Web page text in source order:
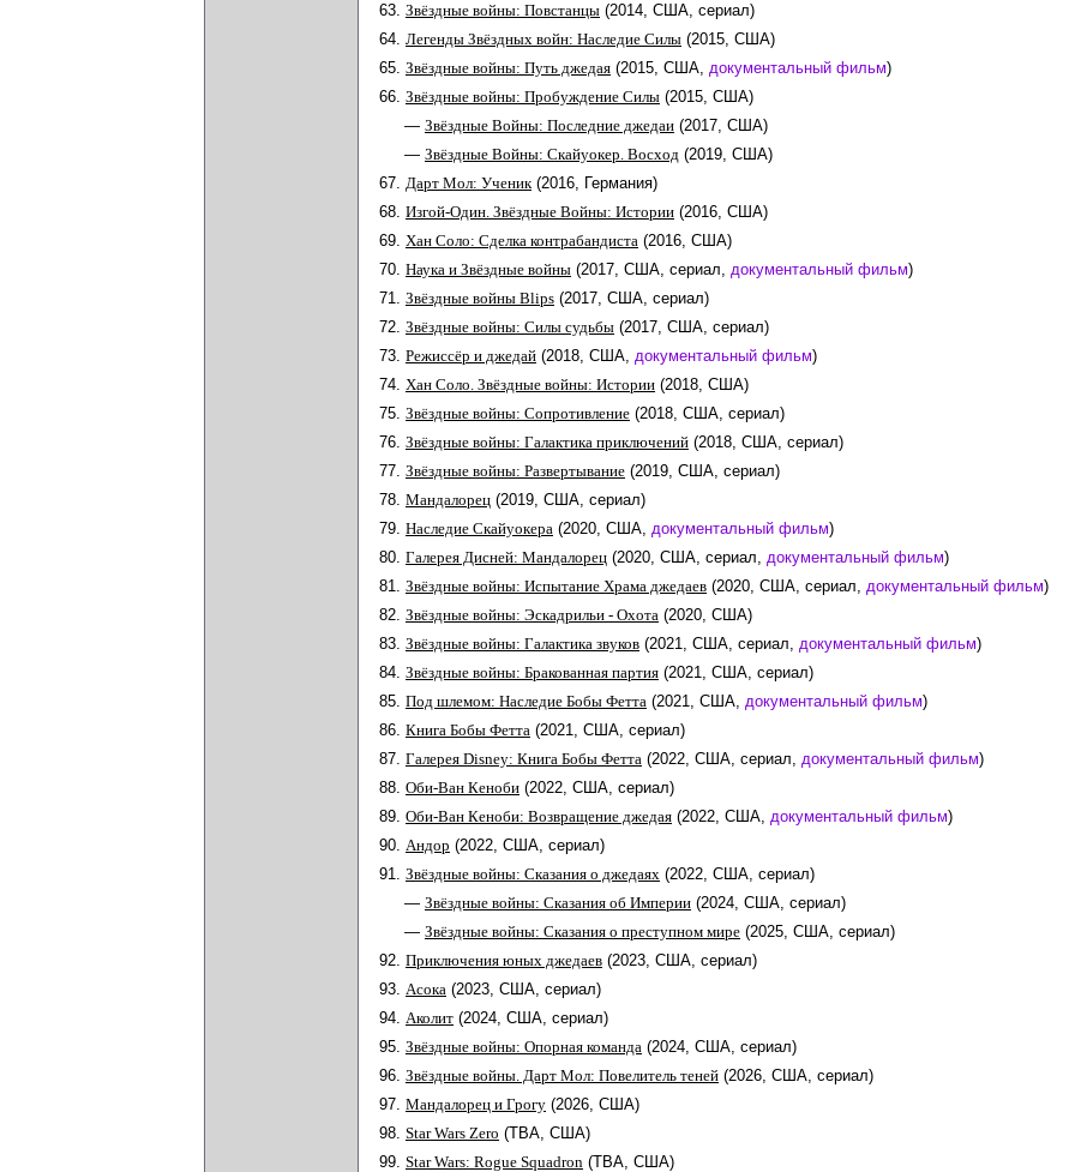
63. Звёздные войны: Повстанцы (2014, США, сериал)
64. Легенды Звёздных войн: Наследие Силы (2015, США)
65. Звёздные войны: Путь джедая (2015, США, документальный фильм)
66. Звёздные войны: Пробуждение Силы (2015, США)
— Звёздные Войны: Последние джедаи (2017, США)
— Звёздные Войны: Скайуокер. Восход (2019, США)
67. Дарт Мол: Ученик (2016, Германия)
68. Изгой-Один. Звёздные Войны: Истории (2016, США)
69. Хан Соло: Сделка контрабандиста (2016, США)
70. Наука и Звёздные войны (2017, США, сериал, документальный фильм)
71. Звёздные войны Blips (2017, США, сериал)
72. Звёздные войны: Силы судьбы (2017, США, сериал)
73. Режиссёр и джедай (2018, США, документальный фильм)
74. Хан Соло. Звёздные войны: Истории (2018, США)
75. Звёздные войны: Сопротивление (2018, США, сериал)
76. Звёздные войны: Галактика приключений (2018, США, сериал)
77. Звёздные войны: Развертывание (2019, США, сериал)
78. Мандалорец (2019, США, сериал)
79. Наследие Скайуокера (2020, США, документальный фильм)
80. Галерея Дисней: Мандалорец (2020, США, сериал, документальный фильм)
81. Звёздные войны: Испытание Храма джедаев (2020, США, сериал, документальный фильм)
82. Звёздные войны: Эскадрильи - Охота (2020, США)
83. Звёздные войны: Галактика звуков (2021, США, сериал, документальный фильм)
84. Звёздные войны: Бракованная партия (2021, США, сериал)
85. Под шлемом: Наследие Бобы Фетта (2021, США, документальный фильм)
86. Книга Бобы Фетта (2021, США, сериал)
87. Галерея Disney: Книга Бобы Фетта (2022, США, сериал, документальный фильм)
88. Оби-Ван Кеноби (2022, США, сериал)
89. Оби-Ван Кеноби: Возвращение джедая (2022, США, документальный фильм)
90. Андор (2022, США, сериал)
91. Звёздные войны: Сказания о джедаях (2022, США, сериал)
— Звёздные войны: Сказания об Империи (2024, США, сериал)
— Звёздные войны: Сказания о преступном мире (2025, США, сериал)
92. Приключения юных джедаев (2023, США, сериал)
93. Асока (2023, США, сериал)
94. Аколит (2024, США, сериал)
95. Звёздные войны: Опорная команда (2024, США, сериал)
96. Звёздные войны. Дарт Мол: Повелитель теней (2026, США, сериал)
97. Мандалорец и Грогу (2026, США)
98. Star Wars Zero (TBA, США)
99. Star Wars: Rogue Squadron (TBA, США)